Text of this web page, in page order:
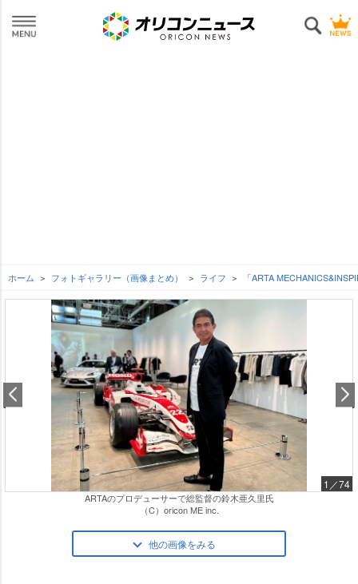
ホーム フォトギャラリー（画像まとめ） ライフ 「ARTA
1／74
ARTAのプロデューサーで総監督の鈴木亜久里氏
（C）oricon ME inc.
他の画像をみる